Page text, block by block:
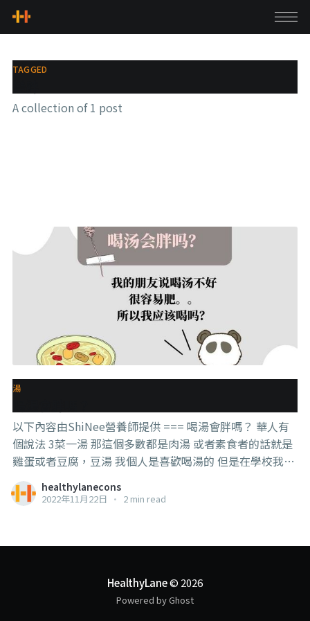
TAGGED
A collection of 1 post
湯
以下內容由ShiNee營養師提供 === 喝湯會胖嗎？ 華人有
個說法 3菜一湯 那這個多數都是肉湯 或者素食者的話就是
雞蛋或者豆腐，豆湯 我個人是喜歡喝湯的 但是在學校我們
都只關注食物的卡路里 喝湯每次都會覺得 高鹽，多味精 如
果熬煮很久的肉類 肉的普林會釋放在湯中 所以再加上不喝
湯如果你喝多了真的會胖 因為鈉含量太高 導致到身體的水
法燃脂 所以這也是喝湯會變胖的原因 其實我們華人的清湯
是可以幫助減肥的 尤其是藥膳湯，蔬菜湯，肉湯 這些因為
healthylanecons
2022年11月22日 • 2 min read
HealthyLane© 2026
Powered by Ghost